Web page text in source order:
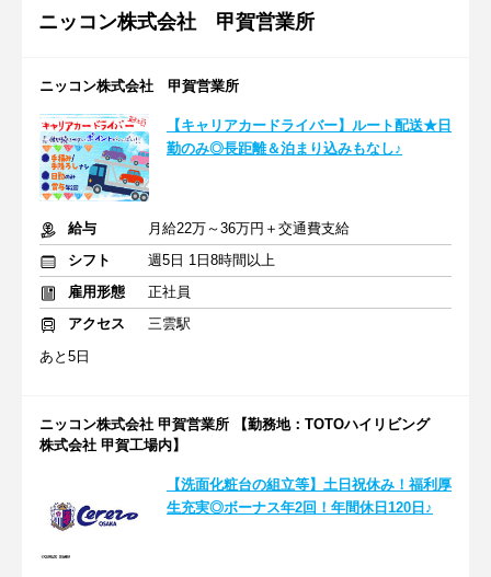
ニッコン株式会社 甲賀営業所
ニッコン株式会社 甲賀営業所
【キャリアカードライバー】ルート配送★日
勤のみ◎長距離＆泊まり込みもなし♪
給与
月給22万～36万円＋交通費支給
シフト
週5日 1日8時間以上
雇用形態
正社員
アクセス
三雲駅
あと5日
ニッコン株式会社 甲賀営業所 【勤務地：TOTOハイリビング
株式会社 甲賀工場内】
【洗面化粧台の組立等】土日祝休み！福利厚
生充実◎ボーナス年2回！年間休日120日♪